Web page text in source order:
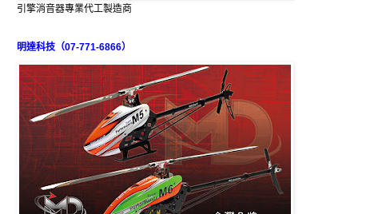
引擎消音器專業代工製造商
明達科技（07-771-6866）